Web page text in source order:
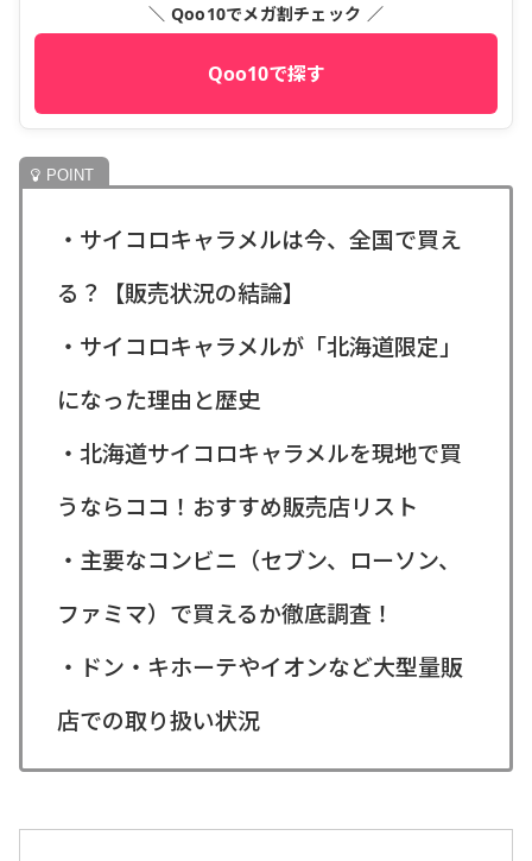
＼ Qoo10でメガ割チェック ／
Qoo10で探す
・サイコロキャラメルは今、全国で買え
る？【販売状況の結論】
・サイコロキャラメルが「北海道限定」
になった理由と歴史
・北海道サイコロキャラメルを現地で買
うならココ！おすすめ販売店リスト
・主要なコンビニ（セブン、ローソン、
ファミマ）で買えるか徹底調査！
・ドン・キホーテやイオンなど大型量販
店での取り扱い状況